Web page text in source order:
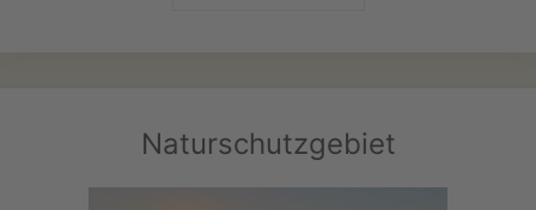
Naturschutzgebiet